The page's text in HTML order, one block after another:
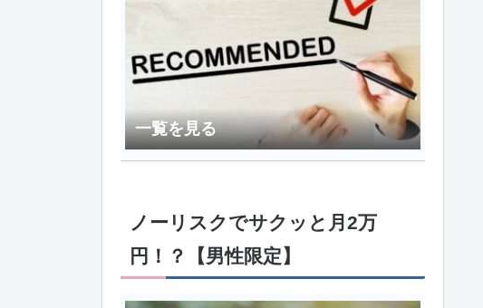
一覧を見る
ノーリスクでサクッと月2万
円！？【男性限定】